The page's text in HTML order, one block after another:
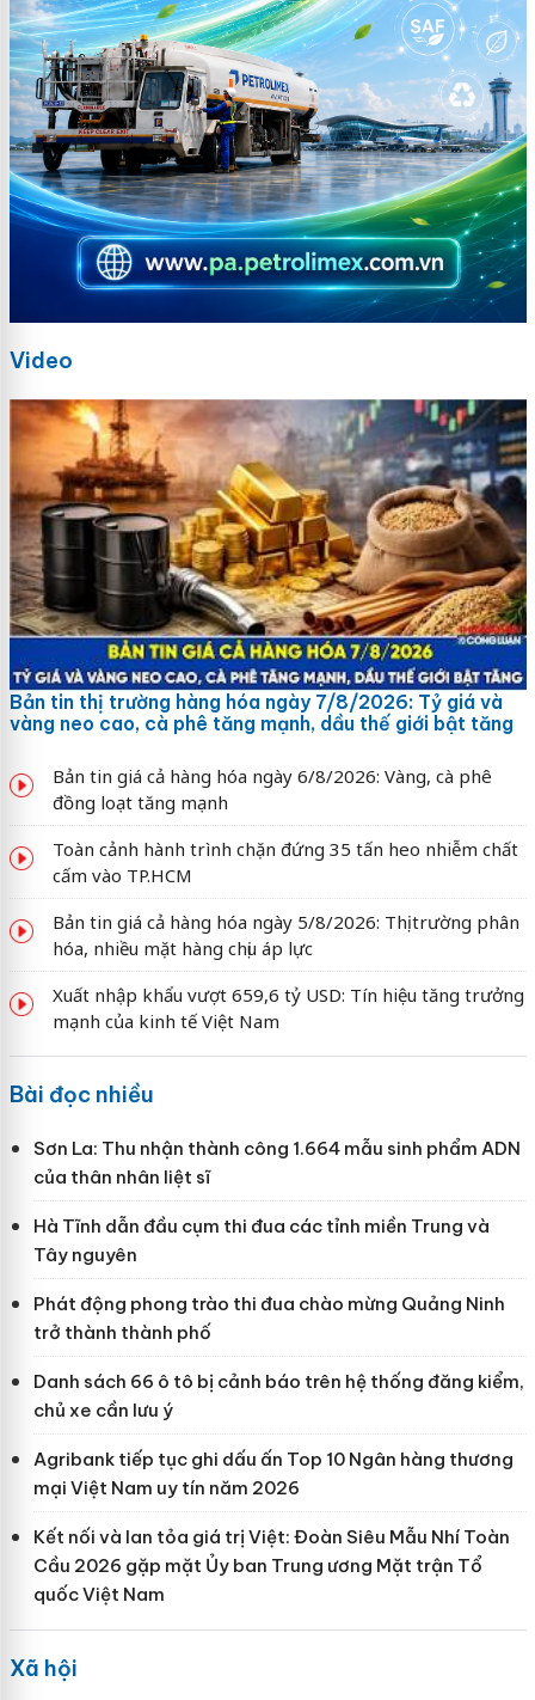
Video
Bản tin thị trường hàng hóa ngày 7/8/2026: Tỷ giá và
vàng neo cao, cà phê tăng mạnh, dầu thế giới bật tăng
Bản tin giá cả hàng hóa ngày 6/8/2026: Vàng, cà phê
đồng loạt tăng mạnh
Toàn cảnh hành trình chặn đứng 35 tấn heo nhiễm chất
cấm vào TP.HCM
Bản tin giá cả hàng hóa ngày 5/8/2026: Thị trường phân
hóa, nhiều mặt hàng chịu áp lực
Xuất nhập khẩu vượt 659,6 tỷ USD: Tín hiệu tăng trưởng
mạnh của kinh tế Việt Nam
Bài đọc nhiều
Sơn La: Thu nhận thành công 1.664 mẫu sinh phẩm ADN
của thân nhân liệt sĩ
Hà Tĩnh dẫn đầu cụm thi đua các tỉnh miền Trung và
Tây nguyên
Phát động phong trào thi đua chào mừng Quảng Ninh
trở thành thành phố
Danh sách 66 ô tô bị cảnh báo trên hệ thống đăng kiểm,
chủ xe cần lưu ý
Agribank tiếp tục ghi dấu ấn Top 10 Ngân hàng thương
mại Việt Nam uy tín năm 2026
Kết nối và lan tỏa giá trị Việt: Đoàn Siêu Mẫu Nhí Toàn
Cầu 2026 gặp mặt Ủy ban Trung ương Mặt trận Tổ
quốc Việt Nam
Xã hội